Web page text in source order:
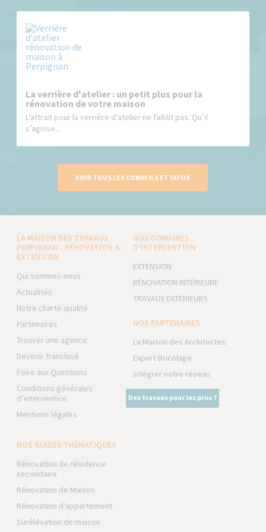
La verrière d'atelier : un petit plus pour la
rénovation de votre maison
L’attrait pour la verrière d’atelier ne faiblit pas. Qu’il
s’agisse...
VOIR TOUS LES CONSEILS ET INFOS
LA MAISON DES TRAVAUX
PERPIGNAN - RÉNOVATION &
EXTENSION
Qui sommes-nous
Actualités
Notre charte qualité
Partenaires
Trouver une agence
Devenir franchisé
Foire aux Questions
Conditions générales
d’intervention
Mentions légales
NOS DOMAINES
D’INTERVENTION
EXTENSION
RÉNOVATION INTÉRIEURE
TRAVAUX EXTÉRIEURS
NOS PARTENAIRES
La Maison des Architectes
Expert Bricolage
Intégrer notre réseau
Des travaux pour les pros ?
NOS GUIDES THÉMATIQUES
Rénovation de résidence
secondaire
Rénovation de Maison
Rénovation d'appartement
Surélévation de maison